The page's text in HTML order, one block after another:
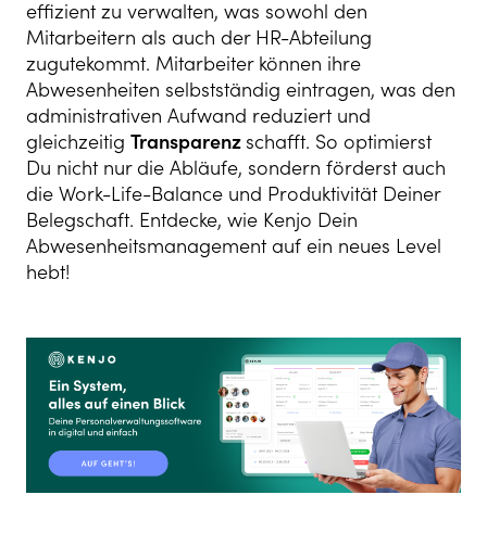
effizient zu verwalten, was sowohl den
Mitarbeitern als auch der HR-Abteilung
zugutekommt. Mitarbeiter können ihre
Abwesenheiten selbstständig eintragen, was den
administrativen Aufwand reduziert und
gleichzeitig Transparenz schafft. So optimierst
Du nicht nur die Abläufe, sondern förderst auch
die Work-Life-Balance und Produktivität Deiner
Belegschaft. Entdecke, wie Kenjo Dein
Abwesenheitsmanagement auf ein neues Level
hebt!